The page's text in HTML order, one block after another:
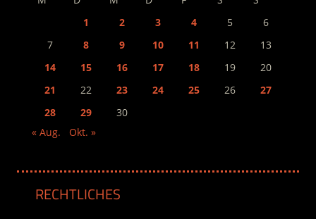
1
2 3 4 5
6
7
8 9 10 11 12
13
14
15 16 17 18 19
20
21
22 23 24 25 26
27
28
29
30
« Aug.
Okt. »
RECHTLICHES